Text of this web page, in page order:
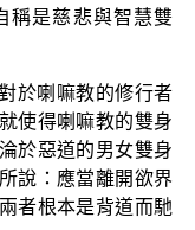
稱是慈悲與智慧雙
於喇嘛教的修行者
使得喇嘛教的雙身
於惡道的男女雙身
說：應當離開欲界
者根本是背道而馳